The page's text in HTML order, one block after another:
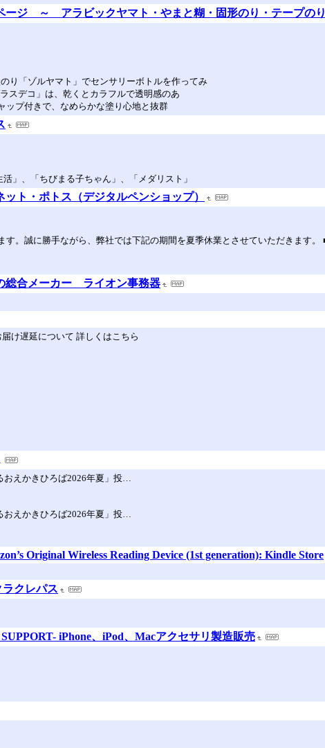
ージ ～ アラビックヤマト・やまと糊・固形のり・テープ
り「ゾルヤマト」でセンサリーボトルを作ってみ
スデコ」は、乾くとカラフルで透明感のあ
ップ付きで、なめらかな塗り心地と抜群
」、「ちびまる子ちゃん」、「メダリスト」
ト・ポトス（デジタルペンショップ）
。誠に勝手ながら、弊社では下記の期間を夏季休業とさせていただきます
総合メーカー ライオン事務器
け遅延について 詳しくはこちら
えかきひろば2026年夏」投…
えかきひろば2026年夏」投…
Original Wireless Reading Device (1st generation): Kindle Store
クレパス
iPhone、iPod、Macアクセサリ製造販売